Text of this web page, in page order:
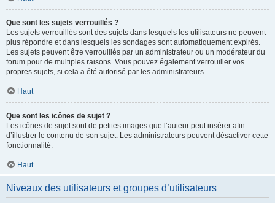
Que sont les sujets verrouillés ?
Les sujets verrouillés sont des sujets dans lesquels les utilisateurs ne peuvent
plus répondre et dans lesquels les sondages sont automatiquement expirés.
Les sujets peuvent être verrouillés par un administrateur ou un modérateur du
forum pour de multiples raisons. Vous pouvez également verrouiller vos
propres sujets, si cela a été autorisé par les administrateurs.
Haut
Que sont les icônes de sujet ?
Les icônes de sujet sont de petites images que l’auteur peut insérer afin
d’illustrer le contenu de son sujet. Les administrateurs peuvent désactiver cette
fonctionnalité.
Haut
Niveaux des utilisateurs et groupes d’utilisateurs